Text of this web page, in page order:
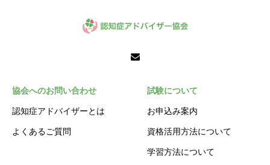
協会へのお問い合わせ
認知症アドバイザーとは
よくあるご質問
試験について
お申込み案内
資格活用方法について
学習方法について